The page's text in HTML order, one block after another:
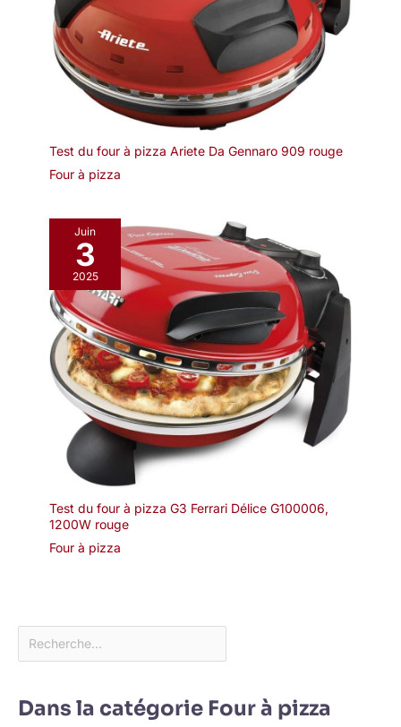
Test du four à pizza Ariete Da Gennaro 909 rouge
Four à pizza
Juin
3
2025
Test du four à pizza G3 Ferrari Délice G100006,
1200W rouge
Four à pizza
Dans la catégorie Four à pizza